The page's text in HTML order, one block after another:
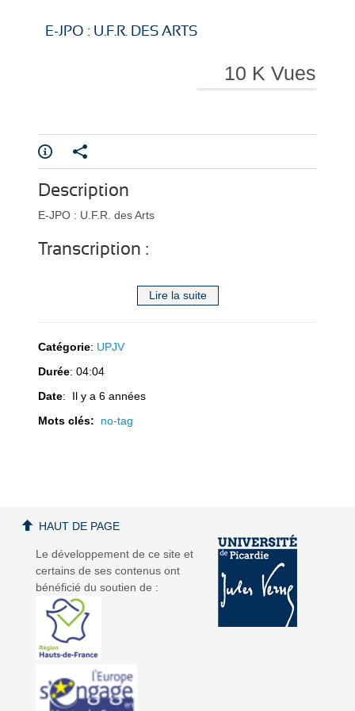
i
r
v
i
r
v
E-JPO : U.F.R. DES ARTS
10 K Vues
Description
E-JPO : U.F.R. des Arts
Transcription :
Lire la suite
Catégorie: UPJV
Durée: 04:04
Date: Il y a 6 années
Mots clés: no-tag
Le développement de ce site et
certains de ses contenus ont
bénéficié du soutien de :
HAUT DE PAGE